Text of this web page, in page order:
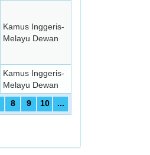
Kamus Inggeris-
Melayu Dewan
Kamus Inggeris-
Melayu Dewan
8 9 10 ...